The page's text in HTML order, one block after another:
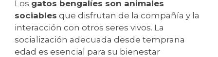
Los gatos bengalíes son animales
sociables que disfrutan de la compañía y la
interacción con otros seres vivos. La
socialización adecuada desde temprana
edad es esencial para su bienestar